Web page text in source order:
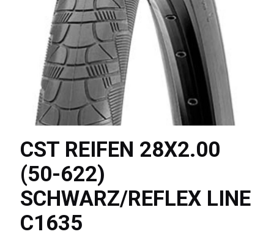
CST REIFEN 28X2.00
(50-622)
SCHWARZ/REFLEX LINE
C1635